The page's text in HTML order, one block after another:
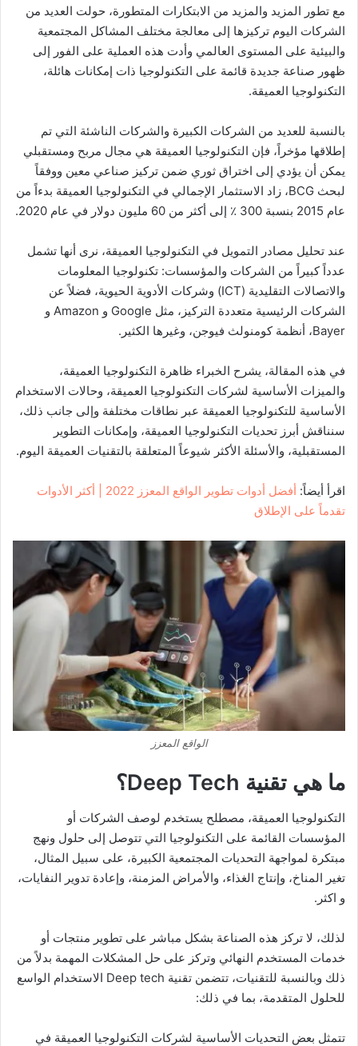
مع تطور المزيد والمزيد من الابتكارات المتطورة، حولت العديد من
الشركات اليوم تركيزها إلى معالجة مختلف المشاكل المجتمعية
والبيئية على المستوى العالمي وأدت هذه العملية على الفور إلى
ظهور صناعة جديدة قائمة على التكنولوجيا ذات إمكانات هائلة،
التكنولوجيا العميقة.
بالنسبة للعديد من الشركات الكبيرة والشركات الناشئة التي تم
إطلاقها مؤخراً، فإن التكنولوجيا العميقة هي مجال مربح ومستقبلي
يمكن أن يؤدي إلى اختراق ثوري ضمن تركيز صناعي معين ووفقاً
لبحث BCG، زاد الاستثمار الإجمالي في التكنولوجيا العميقة بدءاً من
عام 2015 بنسبة 300 ٪ إلى أكثر من 60 مليون دولار في عام 2020.
عند تحليل مصادر التمويل في التكنولوجيا العميقة، نرى أنها تشمل
عدداً كبيراً من الشركات والمؤسسات: تكنولوجيا المعلومات
والاتصالات التقليدية (ICT) وشركات الأدوية الحيوية، فضلاً عن
الشركات الرئيسية متعددة التركيز، مثل Google و Amazon و
Bayer، أنظمة كومنولث فيوجن، وغيرها الكثير.
في هذه المقالة، يشرح الخبراء ظاهرة التكنولوجيا العميقة،
والميزات الأساسية لشركات التكنولوجيا العميقة، وحالات الاستخدام
الأساسية للتكنولوجيا العميقة عبر نطاقات مختلفة وإلى جانب ذلك،
سنناقش أبرز تحديات التكنولوجيا العميقة، وإمكانات التطوير
المستقبلية، والأسئلة الأكثر شيوعاً المتعلقة بالتقنيات العميقة اليوم.
اقرأ أيضاً:
أفضل أدوات تطوير الواقع المعزز 2022 | أكثر الأدوات
تقدماً على الإطلاق
الواقع المعزز
ما هي تقنية Deep Tech؟
التكنولوجيا العميقة، مصطلح يستخدم لوصف الشركات أو
المؤسسات القائمة على التكنولوجيا التي تتوصل إلى حلول ونهج
مبتكرة لمواجهة التحديات المجتمعية الكبيرة، على سبيل المثال،
تغير المناخ، وإنتاج الغذاء، والأمراض المزمنة، وإعادة تدوير النفايات،
و اكثر.
لذلك، لا تركز هذه الصناعة بشكل مباشر على تطوير منتجات أو
خدمات المستخدم النهائي وتركز على حل المشكلات المهمة بدلاً من
ذلك وبالنسبة للتقنيات، تتضمن تقنية Deep tech الاستخدام الواسع
للحلول المتقدمة، بما في ذلك:
تتمثل بعض التحديات الأساسية لشركات التكنولوجيا العميقة في